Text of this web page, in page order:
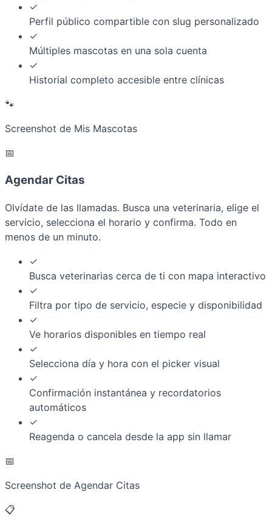
✓
Perfil público compartible con slug personalizado
✓
Múltiples mascotas en una sola cuenta
✓
Historial completo accesible entre clínicas
🐾
Screenshot de Mis Mascotas
📅
Agendar Citas
Olvídate de las llamadas. Busca una veterinaria, elige el
servicio, selecciona el horario y confirma. Todo en
menos de un minuto.
✓
Busca veterinarias cerca de ti con mapa interactivo
✓
Filtra por tipo de servicio, especie y disponibilidad
✓
Ve horarios disponibles en tiempo real
✓
Selecciona día y hora con el picker visual
✓
Confirmación instantánea y recordatorios
automáticos
✓
Reagenda o cancela desde la app sin llamar
📅
Screenshot de Agendar Citas
📋